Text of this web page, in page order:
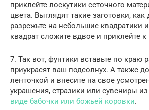
приклейте лоскутики сеточного
цвета. Выглядят такие заготовки, как
разрежьте на небольшие квадратики
квадрат сложите вдвое и приклейте к
7. Так вот, фунтики вставьте по краю
приукрасят ваш подсолнух. А также
ленточкой и внесите на свое
украшения, стразики или сувениры из
виде бабочки или божьей коровки.